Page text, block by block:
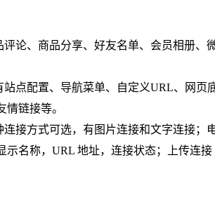
论、商品分享、好友名单、会员相册、
点配置、导航菜单、自定义URL、网页
情链接等。
接方式可选，有图片连接和文字连接；
名称，URL 地址，连接状态；上传连